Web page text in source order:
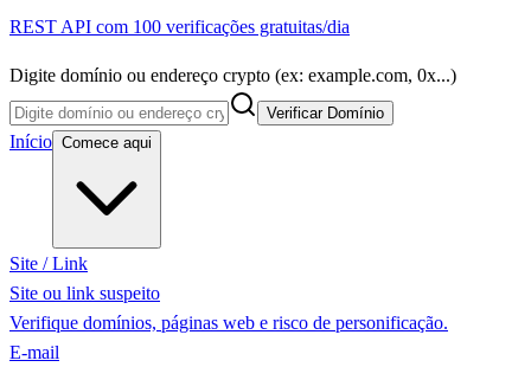
REST API com 100 verificações gratuitas/dia
Digite domínio ou endereço crypto (ex: example.com, 0x...)
Verificar Domínio
Início Comece aqui
Site / Link
Site ou link suspeito
Verifique domínios, páginas web e risco de personificação.
E-mail